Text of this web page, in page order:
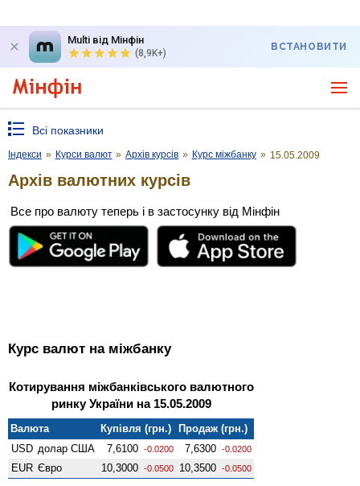
Multi від Мінфін
(8,9K+)
ВСТАНОВИТИ
Всі показники
Індекси » Курси валют » Архів курсів » Курс міжбанку » 15.05.2009
Архів валютних курсів
Все про валюту теперь і в застосунку від Мінфін
Курс валют на міжбанку
Котирування міжбанківського валютного
ринку України на 15.05.2009
Валюта Купівля (грн.)
Продаж (грн.)
USD долар США 7,6100 -0.0200 7,6300 -0.0200
EUR Євро 10,3000 -0.0500 10,3500 -0.0500